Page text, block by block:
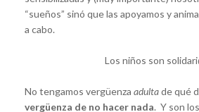
“sueños” sinó que las apoyamos y
a cabo.
Los niños son
No tengamos vergüenza adultade qué
vergüenza de no hacer nada. Y son